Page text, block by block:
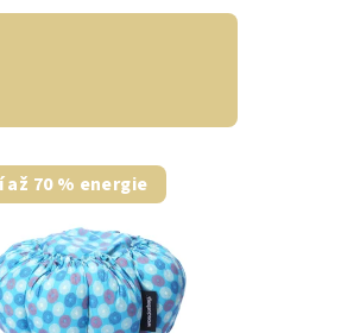
až 70 % energie